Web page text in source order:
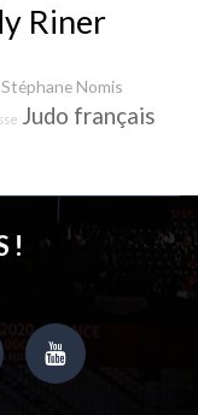
Riner
Stéphane Nomis
Judo français
!